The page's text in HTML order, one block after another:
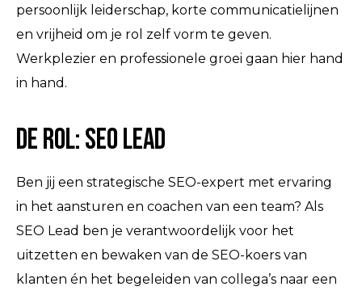
persoonlijk leiderschap, korte communicatielijnen
en vrijheid om je rol zelf vorm te geven.
Werkplezier en professionele groei gaan hier hand
in hand.
De rol: SEO Lead
Ben jij een strategische SEO-expert met ervaring
in het aansturen en coachen van een team? Als
SEO Lead ben je verantwoordelijk voor het
uitzetten en bewaken van de SEO-koers van
klanten én het begeleiden van collega’s naar een